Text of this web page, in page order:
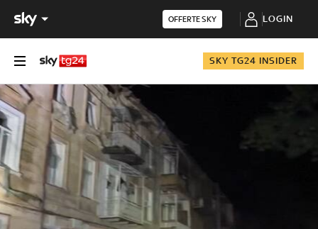
OFFERTE SKY LOGIN
SKY TG24 INSIDER